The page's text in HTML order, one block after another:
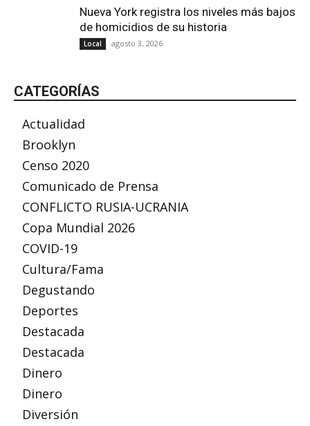
Nueva York registra los niveles más bajos
de homicidios de su historia
Local agosto 3, 2026
CATEGORÍAS
Actualidad
Brooklyn
Censo 2020
Comunicado de Prensa
CONFLICTO RUSIA-UCRANIA
Copa Mundial 2026
COVID-19
Cultura/Fama
Degustando
Deportes
Destacada
Destacada
Dinero
Dinero
Diversión